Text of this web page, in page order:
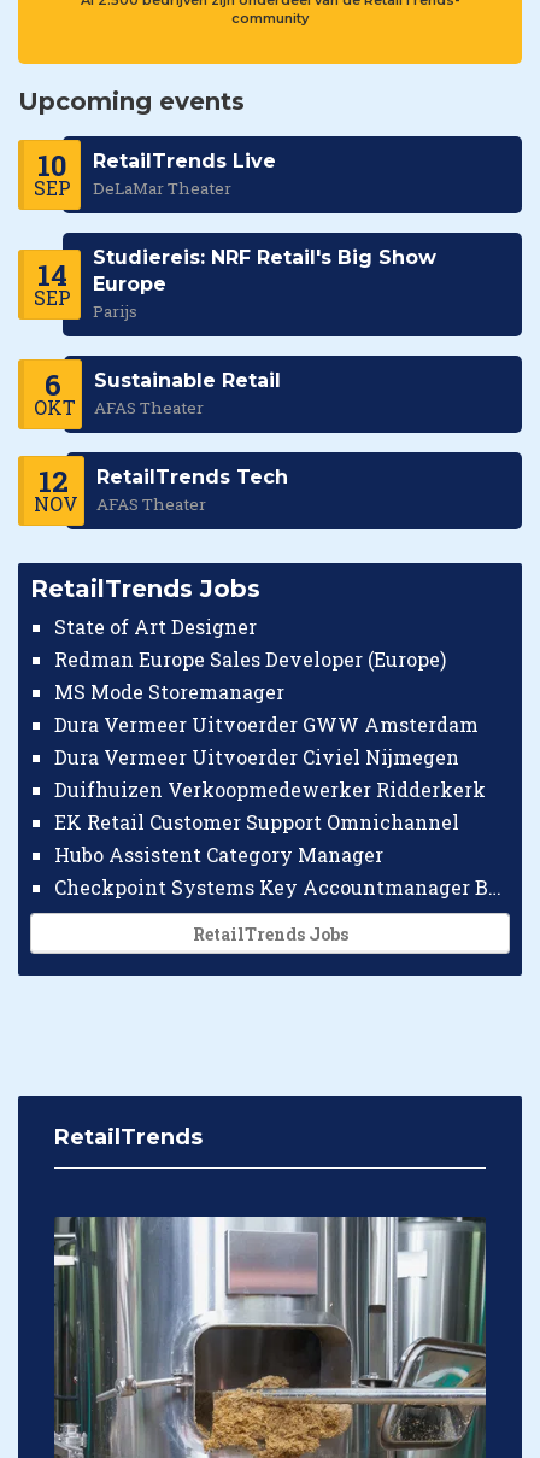
community
Upcoming events
10
SEP
RetailTrends Live
DeLaMar Theater
14
SEP
Studiereis: NRF Retail's Big Show
Europe
Parijs
6
OKT
Sustainable Retail
AFAS Theater
12
NOV
RetailTrends Tech
AFAS Theater
RetailTrends Jobs
State of Art Designer
Redman Europe Sales Developer (Europe)
MS Mode Storemanager
Dura Vermeer Uitvoerder GWW Amsterdam
Dura Vermeer Uitvoerder Civiel Nijmegen
Duifhuizen Verkoopmedewerker Ridderkerk
EK Retail Customer Support Omnichannel
Hubo Assistent Category Manager
Checkpoint Systems Key Accountmanager Benelux
RetailTrends Jobs
RetailTrends